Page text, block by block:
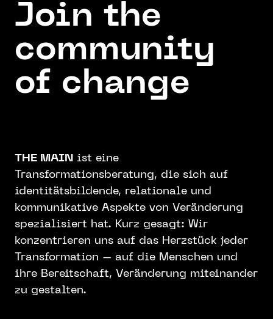
Join the
community
of change
THE MAIN ist eine
Transformationsberatung, die sich auf
identitätsbildende, relationale und
kommunikative Aspekte von Veränderung
spezialisiert hat. Kurz gesagt: Wir
konzentrieren uns auf das Herzstück jeder
Transformation – auf die Menschen und
ihre Bereitschaft, Veränderung miteinander
zu gestalten.